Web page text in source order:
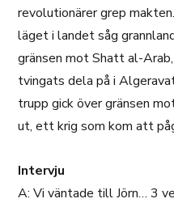
revolutionärer grep
läget i landet såg
gränsen mot Shatt al-
tvingats dela på i
trupp gick över gränsen
ut, ett krig som kom att
Intervju
A: Vi väntade till Jörn… 3